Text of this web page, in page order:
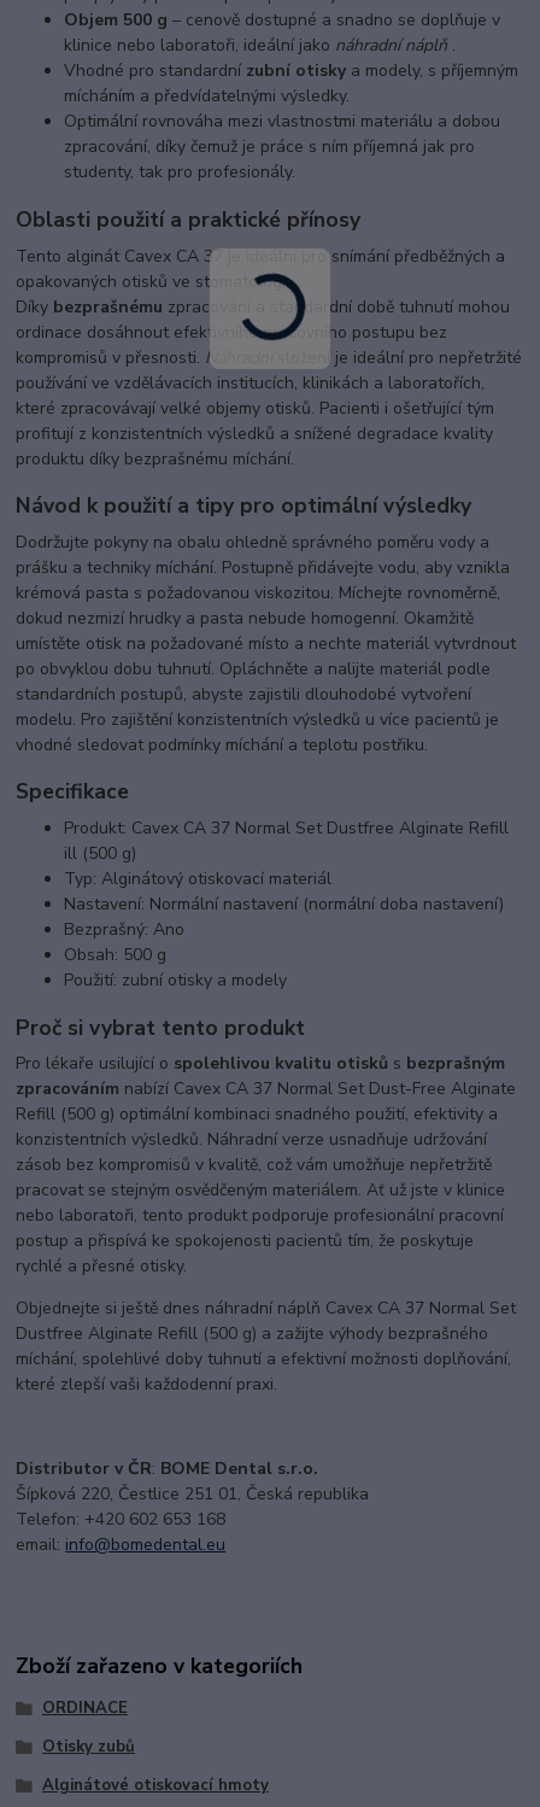
Objem 500 g – cenově dostupné a snadno se doplňuje v
klinice nebo laboratoři, ideální jako náhradní náplň .
Vhodné pro standardní zubní otisky a modely, s příjemným
mícháním a předvídatelnými výsledky.
Optimální rovnováha mezi vlastnostmi materiálu a dobou
zpracování, díky čemuž je práce s ním příjemná jak pro
studenty, tak pro profesionály.
Oblasti použití a praktické přínosy
Tento alginát Cavex CA 37 je ideální pro snímání předběžných a
opakovaných otisků ve stomatologii.
Díky bezprašnému zpracování a standardní době tuhnutí mohou
ordinace dosáhnout efektivního pracovního postupu bez
kompromisů v přesnosti. Náhradní
složení je ideální pro nepřetržité
používání ve vzdělávacích institucích, klinikách a laboratořích,
které zpracovávají velké objemy otisků. Pacienti i ošetřující tým
profitují z konzistentních výsledků a snížené degradace kvality
produktu díky bezprašnému míchání.
Návod k použití a tipy pro optimální výsledky
Dodržujte pokyny na obalu ohledně správného poměru vody a
prášku a techniky míchání. Postupně přidávejte vodu, aby vznikla
krémová pasta s požadovanou viskozitou. Míchejte rovnoměrně,
dokud nezmizí hrudky a pasta nebude homogenní. Okamžitě
umístěte otisk na požadované místo a nechte materiál vytvrdnout
po obvyklou dobu tuhnutí. Opláchněte a nalijte materiál podle
standardních postupů, abyste zajistili dlouhodobé vytvoření
modelu. Pro zajištění konzistentních výsledků u více pacientů je
vhodné sledovat podmínky míchání a teplotu postřiku.
Specifikace
Produkt: Cavex CA 37 Normal Set Dustfree Alginate Refill
ill (500 g)
Typ: Alginátový otiskovací materiál
Nastavení: Normální nastavení (normální doba nastavení)
Bezprašný: Ano
Obsah: 500 g
Použití: zubní otisky a modely
Proč si vybrat tento produkt
Pro lékaře usilující o spolehlivou kvalitu otisků s bezprašným
zpracováním nabízí Cavex CA 37 Normal Set Dust-Free Alginate
Refill (500 g) optimální kombinaci snadného použití, efektivity a
konzistentních výsledků. Náhradní verze usnadňuje udržování
zásob bez kompromisů v kvalitě, což vám umožňuje nepřetržitě
pracovat se stejným osvědčeným materiálem. Ať už jste v klinice
nebo laboratoři, tento produkt podporuje profesionální pracovní
postup a přispívá ke spokojenosti pacientů tím, že poskytuje
rychlé a přesné otisky.
Objednejte si ještě dnes náhradní náplň Cavex CA 37 Normal Set
Dustfree Alginate Refill (500 g) a zažijte výhody bezprašného
míchání, spolehlivé doby tuhnutí a efektivní možnosti doplňování,
které zlepší vaši každodenní praxi.
Distributor v ČR: BOME Dental s.r.o.
Šípková 220, Čestlice 251 01, Česká republika
Telefon: +420 602 653 168
email: info@bomedental.eu
Zboží zařazeno v kategoriích
ORDINACE
Otisky zubů
Alginátové otiskovací hmoty